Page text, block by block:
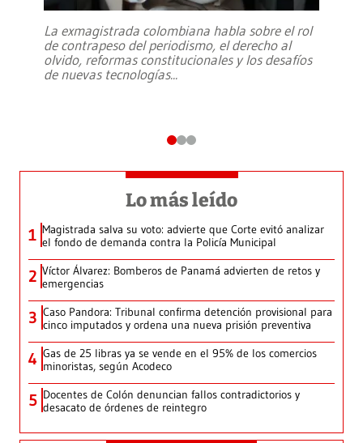
La exmagistrada colombiana habla sobre el rol
de contrapeso del periodismo, el derecho al
olvido, reformas constitucionales y los desafíos
de nuevas tecnologías...
Lo más leído
1 Magistrada salva su voto: advierte que Corte evitó analizar
el fondo de demanda contra la Policía Municipal
2 Víctor Álvarez: Bomberos de Panamá advierten de retos y
emergencias
3 Caso Pandora: Tribunal confirma detención provisional para
cinco imputados y ordena una nueva prisión preventiva
4 Gas de 25 libras ya se vende en el 95% de los comercios
minoristas, según Acodeco
5 Docentes de Colón denuncian fallos contradictorios y
desacato de órdenes de reintegro